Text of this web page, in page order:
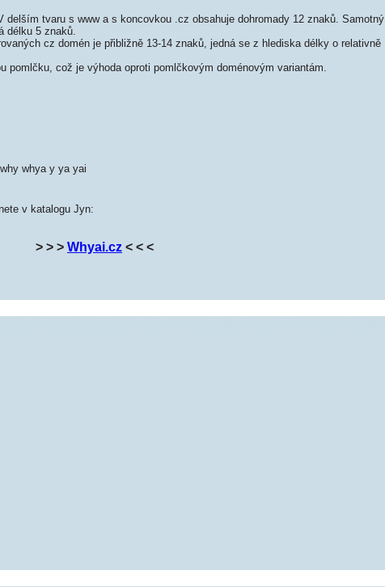
delším tvaru s www a s koncovkou .cz obsahuje dohromady 12 znaků. Samotný
délku 5 znaků.
cz domén je přibližně 13-14 znaků, jedná se z hlediska délky o relativně
pomlčku, což je výhoda oproti pomlčkovým doménovým variantám.
whya y ya yai
v katalogu Jyn:
> > > Whyai.cz < < <